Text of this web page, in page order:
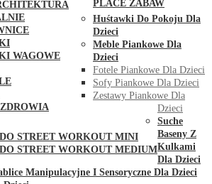
WAGOWE
STREET WORKOUT MINI
STREET WORKOUT MEDIUM
PLACE ZABAW
Huśtawki Do Pokoju Dla
Dzieci
Meble Piankowe Dla
Dzieci
Fotele Piankowe Dla Dzieci
Sofy Piankowe Dla Dzieci
Zestawy Piankowe Dla
Dzieci
Suche
Baseny Z
Kulkami
Dla Dzieci
Manipulacyjne I Sensoryczne Dla Dzieci